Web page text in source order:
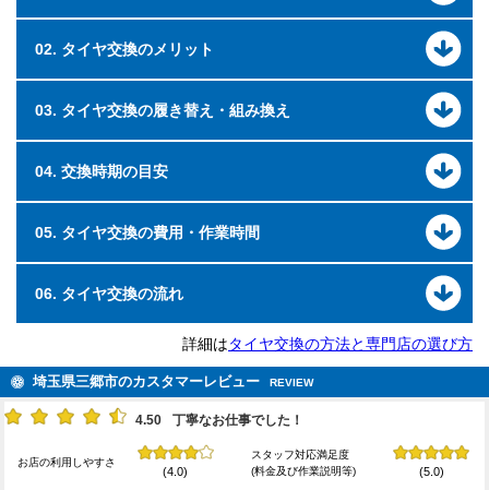
02. タイヤ交換のメリット
03. タイヤ交換の履き替え・組み換え
04. 交換時期の目安
05. タイヤ交換の費用・作業時間
06. タイヤ交換の流れ
詳細はタイヤ交換の方法と専門店の選び方
埼玉県三郷市のカスタマーレビュー REVIEW
4.50 丁寧なお仕事でした！
お店の利用しやすさ
(4.0)
スタッフ対応満足度
(料金及び作業説明等)
(5.0)